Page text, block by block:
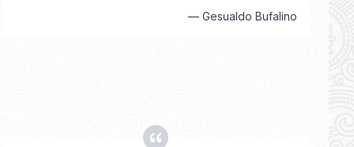
— Gesualdo Bufalino